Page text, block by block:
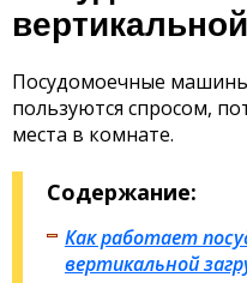
Посудомоечные машины
пользуются спросом,
места в комнате.
Содержание:
Как работает
вертикальной